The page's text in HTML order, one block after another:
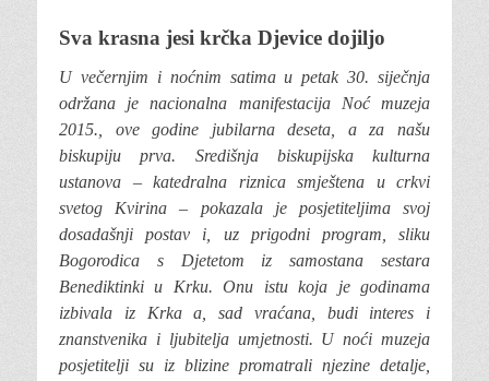
Sva krasna jesi krčka Djevice dojiljo
U večernjim i noćnim satima u petak 30. siječnja
održana je nacionalna manifestacija Noć muzeja
2015., ove godine jubilarna deseta, a za našu
biskupiju prva. Središnja biskupijska kulturna
ustanova – katedralna riznica smještena u crkvi
svetog Kvirina – pokazala je posjetiteljima svoj
dosadašnji postav i, uz prigodni program, sliku
Bogorodica s Djetetom iz samostana sestara
Benediktinki u Krku. Onu istu koja je godinama
izbivala iz Krka a, sad vraćana, budi interes i
znanstvenika i ljubitelja umjetnosti. U noći muzeja
posjetitelji su iz blizine promatrali njezine detalje,